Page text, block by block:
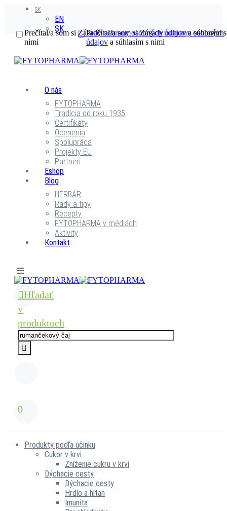
SK
EN
SK
O nás
FYTOPHARMA
Tradícia od roku 1935
Certifikáty
Ocenenia
Spolupráca
Projekty EU
Partneri
Eshop
Blog
HERBÁR
Rady a tipy
Recepty
FYTOPHARMA v médiách
Aktivity
Kontakt
Hľadať
v
produktoch
0
Produkty podľa účinku
Cukor v krvi
Zníženie cukru v krvi
Dýchacie cesty
Dýchacie cesty
Hrdlo a hltan
Imunita
Prečítal/a som siZásady ochrany osobných
údajov a súhlasím s nimi
Prečítal/a som si Zásady ochrany osobných údajova súhlasím s
nimi